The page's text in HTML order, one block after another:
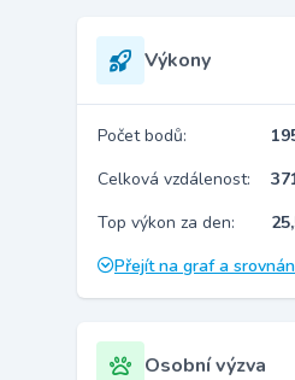
Výkony
Počet bodů:
Celková vzdálenost:
Top výkon za den:
Přejít na graf a
Osobní výzva